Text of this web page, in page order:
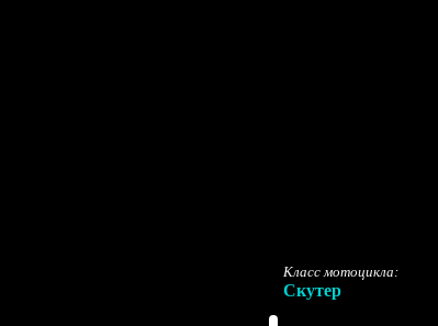
Класс мотоцикла:
Скутер